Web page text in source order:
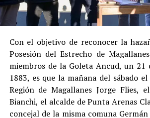
Estas circunstancias
procedimiento abreviado, redujeron
cumplimiento efectivo en recinto
Indemnización a la víctima y
por ocultamiento de bienes
En el ámbito civil, elJuzgado de
enseptiembre de 2023una
Con el objetivo de reconocer la
Posesión del Estrecho de
miembros de la Goleta Ancud, un 21
1883, es que la mañana del sábado
Región de Magallanes Jorge Flies,
Bianchi, el alcalde de Punta Arenas
concejal de la misma comuna